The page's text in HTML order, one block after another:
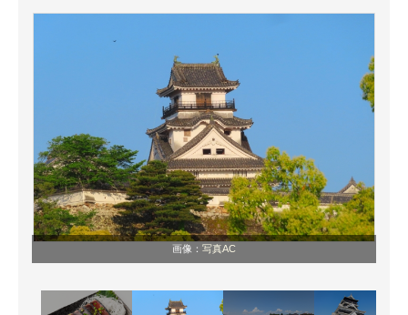
エレクトロニクス専門サイト
エネルギーの専門メディア
建設×テクノロジーの最前線
ちょっと気になるネットの話題
画像： 写真AC